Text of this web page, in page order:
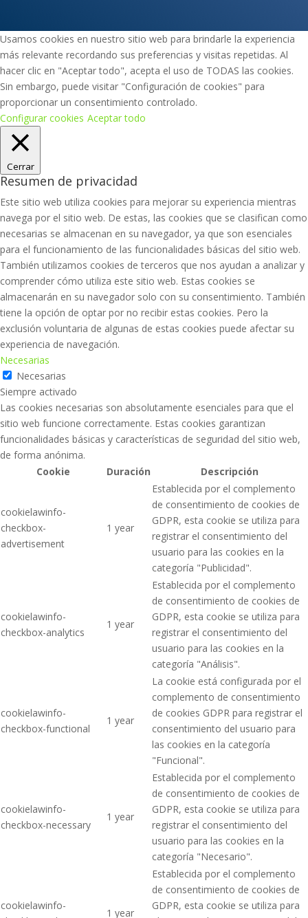
Usamos cookies en nuestro sitio web para brindarle la experiencia
más relevante recordando sus preferencias y visitas repetidas. Al
hacer clic en "Aceptar todo", acepta el uso de TODAS las cookies.
Sin embargo, puede visitar "Configuración de cookies" para
proporcionar un consentimiento controlado.
Configurar cookies Aceptar todo
Cerrar
Resumen de privacidad
Este sitio web utiliza cookies para mejorar su experiencia mientras
navega por el sitio web. De estas, las cookies que se clasifican como
necesarias se almacenan en su navegador, ya que son esenciales
para el funcionamiento de las funcionalidades básicas del sitio web.
También utilizamos cookies de terceros que nos ayudan a analizar y
comprender cómo utiliza este sitio web. Estas cookies se
almacenarán en su navegador solo con su consentimiento. También
tiene la opción de optar por no recibir estas cookies. Pero la
exclusión voluntaria de algunas de estas cookies puede afectar su
experiencia de navegación.
Necesarias
Necesarias
Siempre activado
Las cookies necesarias son absolutamente esenciales para que el
sitio web funcione correctamente. Estas cookies garantizan
funcionalidades básicas y características de seguridad del sitio web,
de forma anónima.
Cookie
Duración Descripción
cookielawinfo-
checkbox-
advertisement
1 year
Establecida por el complemento
de consentimiento de cookies de
GDPR, esta cookie se utiliza para
registrar el consentimiento del
usuario para las cookies en la
categoría "Publicidad".
cookielawinfo-
checkbox-analytics
1 year
Establecida por el complemento
de consentimiento de cookies de
GDPR, esta cookie se utiliza para
registrar el consentimiento del
usuario para las cookies en la
categoría "Análisis".
cookielawinfo-
checkbox-functional
1 year
La cookie está configurada por el
complemento de consentimiento
de cookies GDPR para registrar el
consentimiento del usuario para
las cookies en la categoría
"Funcional".
cookielawinfo-
checkbox-necessary
1 year
Establecida por el complemento
de consentimiento de cookies de
GDPR, esta cookie se utiliza para
registrar el consentimiento del
usuario para las cookies en la
categoría "Necesario".
cookielawinfo-
1 year
Establecida por el complemento
de consentimiento de cookies de
GDPR, esta cookie se utiliza para